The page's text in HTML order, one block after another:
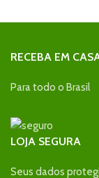
RECEBA EM
Para todo o Brasil
LOJA SEGURA
Seus dados